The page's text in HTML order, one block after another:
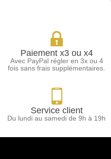
Paiement x3 ou x4
Avec PayPal régler en 3x ou 4
fois sans frais supplémentaires.
Service client
Du lundi au samedi de 9h à 19h